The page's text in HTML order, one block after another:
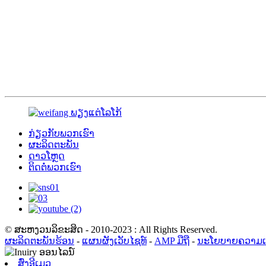
ກ່ຽວ​ກັບ​ພວກ​ເຮົາ
ຜະລິດຕະພັນ
ດາວໂຫຼດ
ຕິດ​ຕໍ່​ພວກ​ເຮົາ
© ສະຫງວນລິຂະສິດ - 2010-2023 : All Rights Reserved.
ຜະລິດຕະພັນຮ້ອນ - ແຜນຜັງເວັບໄຊທ໌ - AMP ມືຖື - ນະໂຍບາຍຄວາມ
ສົ່ງອີເມວ